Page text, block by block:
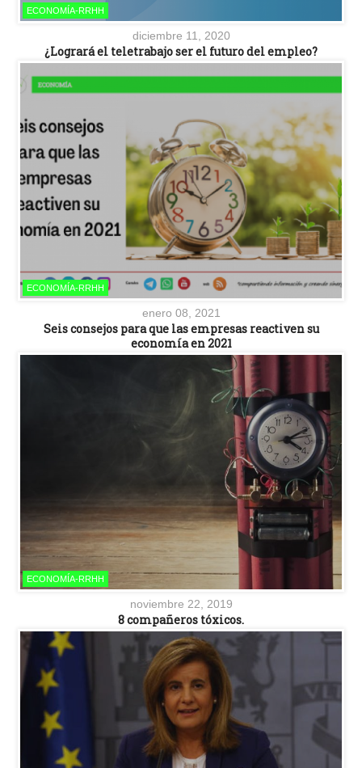
ECONOMÍA-RRHH
diciembre 11, 2020
¿Logrará el teletrabajo ser el futuro del empleo?
ECONOMÍA-RRHH
enero 08, 2021
Seis consejos para que las empresas reactiven su
economía en 2021
ECONOMÍA-RRHH
noviembre 22, 2019
8 compañeros tóxicos.